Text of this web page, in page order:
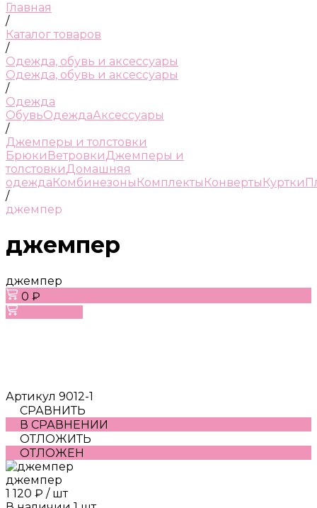
Главная
/
Каталог товаров
/
Одежда, обувь и аксессуары
Одежда, обувь и аксессуары
/
Одежда
ОбувьОдеждаАксессуары
/
Джемперы и толстовки
Брюки ВетровкиДжемперы и
толстовкиДомашняя
одеждаКомбинезоны Комплекты Конверты Куртки
/
джемпер
джемпер
джемпер
0 ₽
Артикул 9012-1
СРАВНИТЬ
В СРАВНЕНИИ
ОТЛОЖИТЬ
ОТЛОЖЕН
джемпер
1 120 ₽ / шт